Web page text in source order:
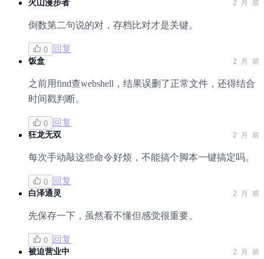
火山漫步者 2 月 前
倒数第二句说的对，存档比对才是关键。
0 回复
饭盒 2 月 前
之前用find查webshell，结果误删了正常文件，还得结合
时间戳判断。
0 回复
狂龙无双 2 月 前
每次手动敲这些命令好烦，不能搞个脚本一键搞定吗。
0 回复
白泽通灵 2 月 前
先保存一下，虽然看不懂但感觉很重要。
0 回复
被迫营业中 2 月 前